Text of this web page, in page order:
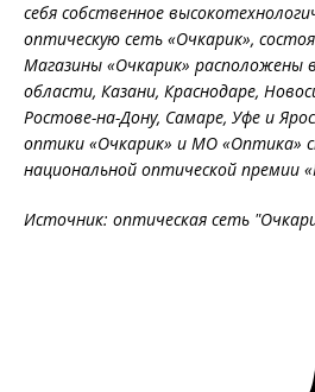
себя собственное
оптическую сеть «Очкарик»,
Магазины «Очкарик» расположены
области, Казани, Краснодаре,
Ростове-на-Дону, Самаре, Уфе и
оптики «Очкарик» и МО «Оптика»
национальной оптической премии
Источник: оптическая сеть